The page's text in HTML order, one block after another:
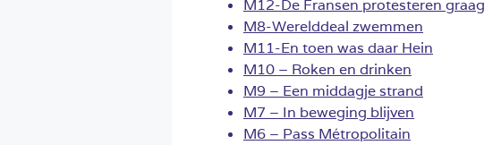
M12-De Fransen protesteren graag
M8-Werelddeal zwemmen
M11-En toen was daar Hein
M10 – Roken en drinken
M9 – Een middagje strand
M7 – In beweging blijven
M6 – Pass Métropolitain